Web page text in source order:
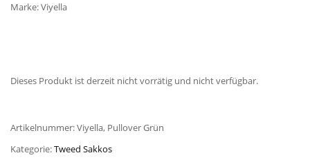
Marke: Viyella
Dieses Produkt ist derzeit nicht vorrätig und nicht verfügbar.
Artikelnummer:Viyella, Pullover Grün
Kategorie:Tweed Sakkos